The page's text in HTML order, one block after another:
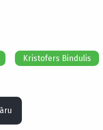
Kristofers Bindulis